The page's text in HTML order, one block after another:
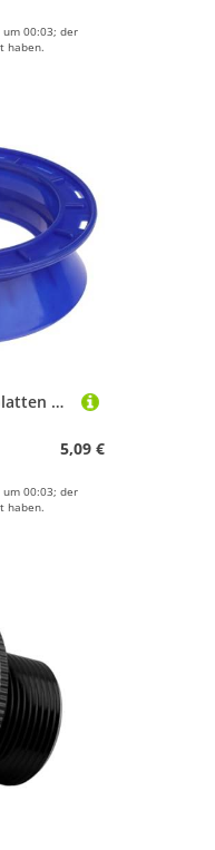
00:03; der
haben.
Fischungen Linie Spülplatten Draht Wickelringe Rollendraht Wickelhändel Accessoire Plastikfischerei
5,09 €
00:03; der
haben.